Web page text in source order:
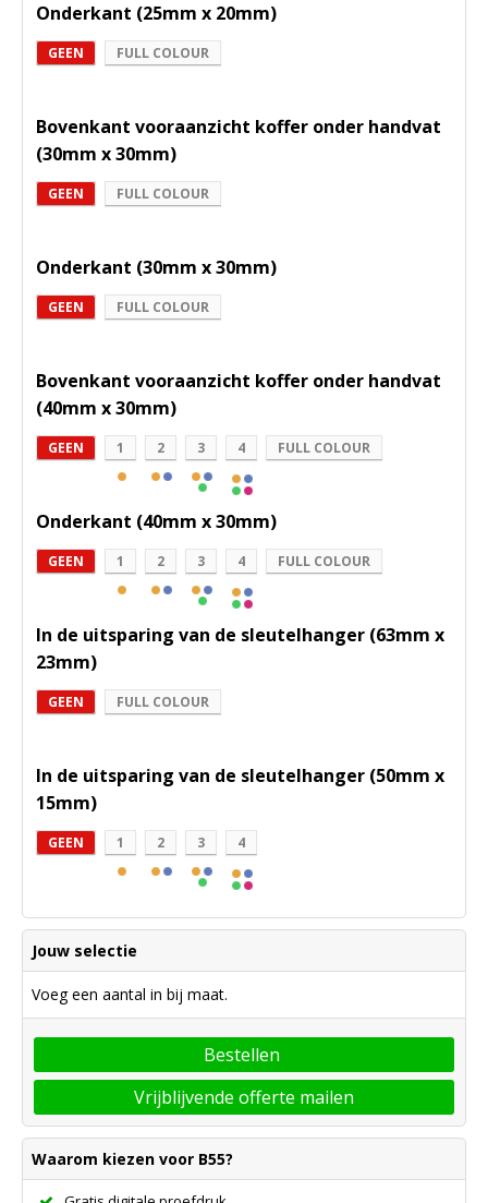
Onderkant (25mm x 20mm)
GEEN FULL COLOUR
Bovenkant vooraanzicht koffer onder handvat
(30mm x 30mm)
GEEN FULL COLOUR
Onderkant (30mm x 30mm)
GEEN FULL COLOUR
Bovenkant vooraanzicht koffer onder handvat
(40mm x 30mm)
GEEN 1 2 3 4 FULL COLOUR
Onderkant (40mm x 30mm)
GEEN 1 2 3 4 FULL COLOUR
In de uitsparing van de sleutelhanger (63mm x
23mm)
GEEN FULL COLOUR
In de uitsparing van de sleutelhanger (50mm x
15mm)
GEEN 1 2 3 4
Jouw selectie
Voeg een aantal in bij maat.
Bestellen
Vrijblijvende offerte mailen
Waarom kiezen voor B55?